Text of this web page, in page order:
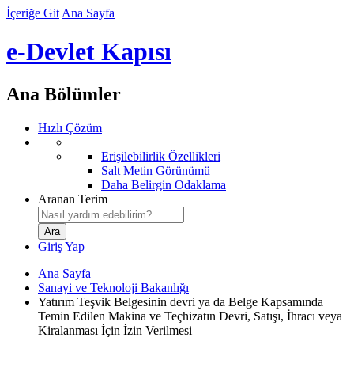
İçeriğe Git Ana Sayfa
e-Devlet Kapısı
Ana Bölümler
Hızlı Çözüm
Erişilebilirlik Özellikleri
Salt Metin Görünümü
Daha Belirgin Odaklama
Aranan Terim
Giriş Yap
Ana Sayfa
Sanayi ve Teknoloji Bakanlığı
Yatırım Teşvik Belgesinin devri ya da Belge Kapsamında
Temin Edilen Makina ve Teçhizatın Devri, Satışı, İhracı veya
Kiralanması İçin İzin Verilmesi